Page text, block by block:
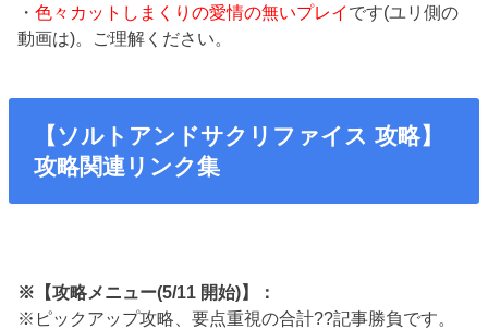
・色々カットしまくりの愛情の無いプレイ です(ユリ側の
動画は)。ご理解ください。
【ソルトアンドサクリファイス 攻略】
攻略関連リンク集
※【攻略メニュー(5/11 開始)】：
※ピックアップ攻略、要点重視の合計??記事勝負です。